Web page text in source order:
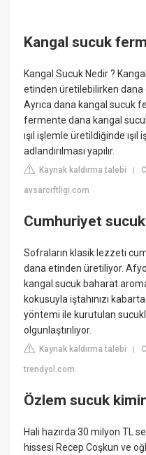
Kangal sucuk
Kangal Sucuk Nedir ?
etinden üretilebilirken dana
Ayrıca dana kangal sucuk
fermente dana kangal
ışıl işlemle üretildiğinde
adlandırılması yapılır.
Kaynak kaldırma talebi |
avsarciftligi.com
Cumhuriyet
Sofraların klasik lezzeti
dana etinden üretiliyor.
kangal sucuk baharat
kokusuyla iştahınızı
yöntemi ile kurutulan
olgunlaştırılıyor.
Kaynak kaldırma talebi |
trendyol.com
Özlem sucuk
Hali hazırda 30 milyon TL
hissesi Recep Coşkun ve